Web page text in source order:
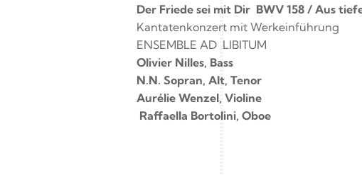
Der Friede sei mit Dir  BWV 158 / Aus
Kantatenkonzert mit Werkeinführung
ENSEMBLE AD  LIBITUM
Olivier Nilles, Bass
N.N. Sopran, Alt, Tenor
Aurélie Wenzel, Violine
Raﬀaella Bortolini, Oboe